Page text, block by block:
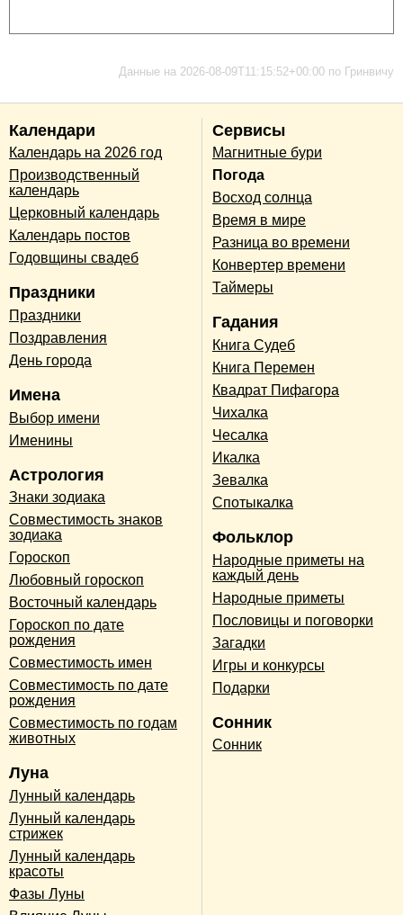
Данные на 2026-08-09T11:15:52+00:00 по Гринвичу
Календари
Календарь на 2026 год
Производственный
календарь
Церковный календарь
Календарь постов
Годовщины свадеб
Праздники
Праздники
Поздравления
День города
Имена
Выбор имени
Именины
Астрология
Знаки зодиака
Совместимость знаков
зодиака
Гороскоп
Любовный гороскоп
Восточный календарь
Гороскоп по дате
рождения
Совместимость имен
Совместимость по дате
рождения
Совместимость по годам
животных
Луна
Лунный календарь
Лунный календарь
стрижек
Лунный календарь
красоты
Фазы Луны
Сервисы
Магнитные бури
Погода
Восход солнца
Время в мире
Разница во времени
Конвертер времени
Таймеры
Гадания
Книга Судеб
Книга Перемен
Квадрат Пифагора
Чихалка
Чесалка
Икалка
Зевалка
Спотыкалка
Фольклор
Народные приметы на
каждый день
Народные приметы
Пословицы и поговорки
Загадки
Игры и конкурсы
Подарки
Сонник
Сонник